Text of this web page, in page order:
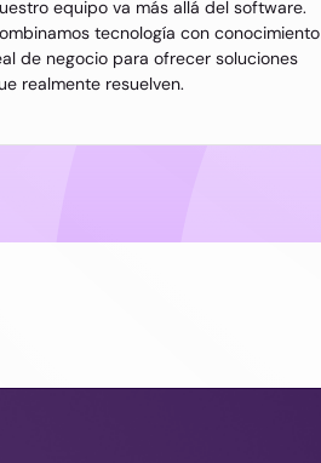
equipo va más allá del software.
tecnología con conocimiento
de negocio para ofrecer soluciones
realmente resuelven.